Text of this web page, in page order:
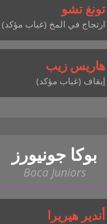
تونغ تشو
ارتجاج في المخ (غياب مؤكد)
هاريس زيب
إيقاف (غياب مؤكد)
بوكا جونيورز
Boca Juniors
أندير هيريرا